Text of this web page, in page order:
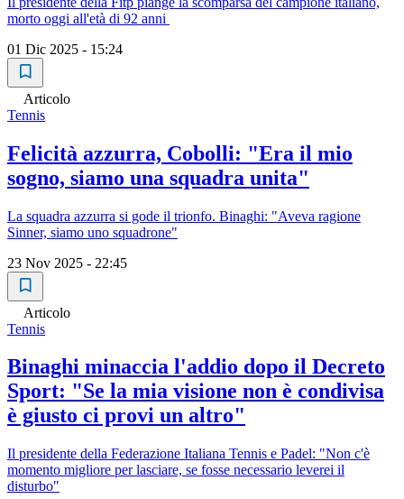
morto oggi all'età di 92 anni
01 Dic 2025 - 15:24
Articolo
Tennis
Felicità azzurra, Cobolli: "Era il mio
sogno, siamo una squadra unita"
La squadra azzurra si gode il trionfo. Binaghi: "Aveva ragione
Sinner, siamo uno squadrone"
23 Nov 2025 - 22:45
Articolo
Tennis
Binaghi minaccia l'addio dopo il Decreto
Sport: "Se la mia visione non è condivisa
è giusto ci provi un altro"
Il presidente della Federazione Italiana Tennis e Padel: "Non c'è
momento migliore per lasciare, se fosse necessario leverei il
disturbo"